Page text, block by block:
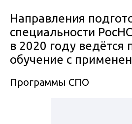
Направления
специальности
в 2020 году ведётся
обучение с
Программы СПО